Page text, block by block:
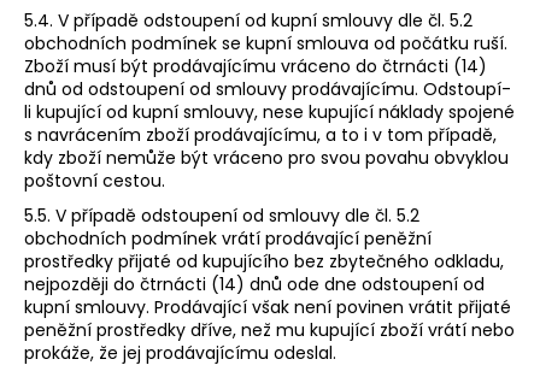
5.4. V případě odstoupení od kupní smlouvy dle čl. 5.2
obchodních podmínek se kupní smlouva od počátku ruší.
Zboží musí být prodávajícímu vráceno do čtrnácti (14)
dnů od odstoupení od smlouvy prodávajícímu. Odstoupí-
li kupující od kupní smlouvy, nese kupující náklady spojené
s navrácením zboží prodávajícímu, a to i v tom případě,
kdy zboží nemůže být vráceno pro svou povahu obvyklou
poštovní cestou.
5.5. V případě odstoupení od smlouvy dle čl. 5.2
obchodních podmínek vrátí prodávající peněžní
prostředky přijaté od kupujícího bez zbytečného odkladu,
nejpozději do čtrnácti (14) dnů ode dne odstoupení od
kupní smlouvy. Prodávající však není povinen vrátit přijaté
peněžní prostředky dříve, než mu kupující zboží vrátí nebo
prokáže, že jej prodávajícímu odeslal.